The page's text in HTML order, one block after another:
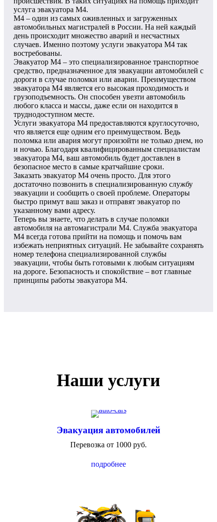
услуга эвакуатора М4.
М4 – один из самых оживленных и загруженных
автомобильных магистралей в России. На ней каждый
день происходит множество аварий и несчастных
случаев. Именно поэтому услуги эвакуатора М4 так
востребованы.
Эвакуатор М4 – это специализированное транспортное
средство, предназначенное для эвакуации автомобилей с
дороги в случае поломки или аварии. Преимуществом
эвакуатора М4 является его высокая проходимость и
грузоподъемность. Он способен увезти автомобиль
любого класса и массы, даже если он находится в
труднодоступном месте.
Услуги эвакуатора М4 предоставляются круглосуточно,
что является еще одним его преимуществом. Ведь
поломка или авария могут произойти не только днем, но
и ночью. Благодаря квалифицированным специалистам
эвакуатора М4, ваш автомобиль будет доставлен в
безопасное место в самые кратчайшие сроки.
Заказать эвакуатор М4 очень просто. Для этого
достаточно позвонить в специализированную службу
эвакуации и сообщить о своей проблеме. Операторы
быстро примут ваш заказ и отправят эвакуатор по
указанному вами адресу.
Теперь вы знаете, что делать в случае поломки
автомобиля на автомагистрали М4. Служба эвакуатора
М4 всегда готова прийти на помощь и помочь вам
избежать неприятных ситуаций. Не забывайте сохранять
номер телефона специализированной службы
эвакуации, чтобы быть готовыми к любым ситуациям
на дороге. Безопасность и спокойствие – вот главные
принципы работы эвакуатора М4.
Наши услуги
Эвакуация автомобилей
Перевозка от 1000 руб.
подробнее